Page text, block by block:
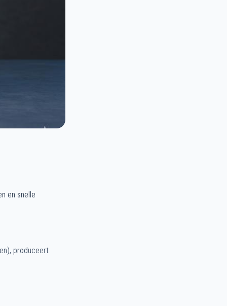
en snelle
produceert